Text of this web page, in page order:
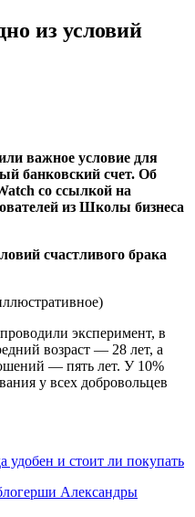
из условий
важное условие для
банковский счет. Об
со ссылкой на
из Школы бизнеса
эксперимент, в
возраст — 28 лет, а
— пять лет. У 10%
у всех добровольцев
удобен и стоит ли покупать
Александры